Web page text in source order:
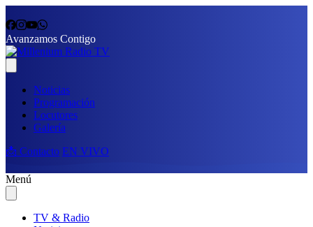
Avanzamos Contigo
Noticias
Programación
Locutores
Galería
📩 Contacto EN VIVO
Menú
TV & Radio